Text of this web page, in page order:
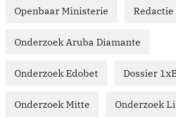
Openbaar Ministerie Redactie
Onderzoek Aruba Diamante
Onderzoek Edobet Dossier
Onderzoek Mitte Onderzoek